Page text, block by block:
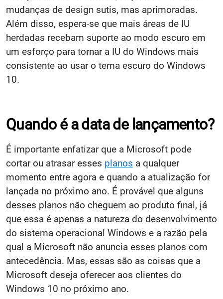
mudanças de design sutis, mas aprimoradas.
Além disso, espera-se que mais áreas de IU
herdadas recebam suporte ao modo escuro em
um esforço para tornar a IU do Windows mais
consistente ao usar o tema escuro do Windows
10.
Quando é a data de lançamento?
É importante enfatizar que a Microsoft pode
cortar ou atrasar esses planos a qualquer
momento entre agora e quando a atualização for
lançada no próximo ano. É provável que alguns
desses planos não cheguem ao produto final, já
que essa é apenas a natureza do desenvolvimento
do sistema operacional Windows e a razão pela
qual a Microsoft não anuncia esses planos com
antecedência. Mas, essas são as coisas que a
Microsoft deseja oferecer aos clientes do
Windows 10 no próximo ano.